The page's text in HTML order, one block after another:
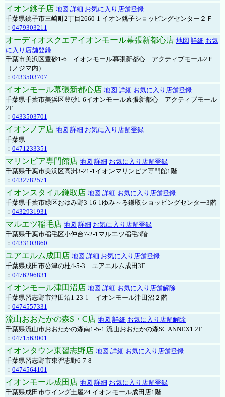
イオン銚子店 地図 詳細 お気に入り店舗登録
千葉県銚子市三崎町2丁目2660-1 イオン銚子ショッピングセンター２Ｆ
： 0479303211
オーディオスクエアイオンモール幕張新都心店 地図 詳細 お気
に入り店舗登録
千葉市美浜区豊砂1-6 イオンモール幕張新都心 アクティブモール2Ｆ
（ノジマ内）
： 0433503707
イオンモール幕張新都心店 地図 詳細 お気に入り店舗登録
千葉県千葉市美浜区豊砂1-6イオンモール幕張新都心 アクティブモール
2F
： 0433503701
イオンノア店 地図 詳細 お気に入り店舗登録
千葉県
： 0471233351
マリンピア専門館店 地図 詳細 お気に入り店舗登録
千葉県千葉市美浜区高洲3-21-1イオンマリンピア専門館1階
： 0432782571
イオンスタイル鎌取店 地図 詳細 お気に入り店舗登録
千葉県千葉市緑区おゆみ野3-16-1ゆみ～る鎌取ショッピングセンター3階
： 0432931931
マルエツ稲毛店 地図 詳細 お気に入り店舗登録
千葉県千葉市稲毛区小仲台7-2-1マルエツ稲毛3階
： 0433103860
ユアエルム成田店 地図 詳細 お気に入り店舗登録
千葉県成田市公津の杜4-5-3 ユアエルム成田3F
： 0476296831
イオンモール津田沼店 地図 詳細 お気に入り店舗解除
千葉県習志野市津田沼1-23-1 イオンモール津田沼２階
： 0474557331
流山おおたかの森S・C店 地図 詳細 お気に入り店舗解除
千葉県流山市おおたかの森南1-5-1 流山おおたかの森SC ANNEX1 2F
： 0471563001
イオンタウン東習志野店 地図 詳細 お気に入り店舗登録
千葉県習志野市東習志野6-7-8
： 0474564101
イオンモール成田店 地図 詳細 お気に入り店舗登録
千葉県成田市ウイング土屋24 イオンモール成田店1階